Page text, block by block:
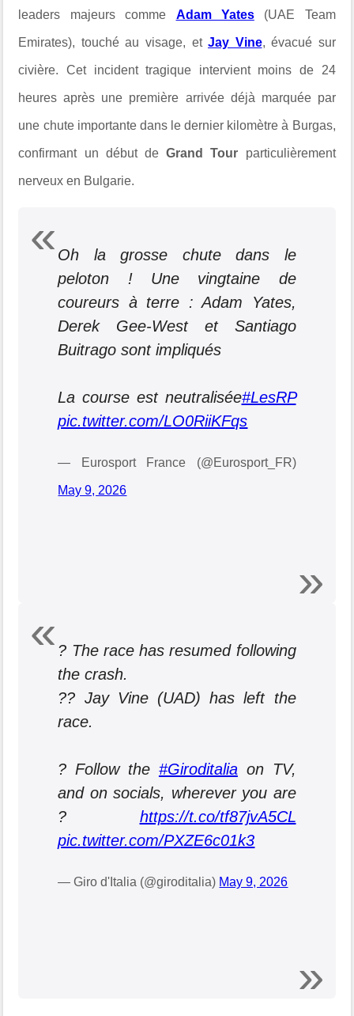
leaders majeurs comme Adam Yates(UAE Team
Emirates), touché au visage, etJay Vine, évacué sur
civière. Cet incident tragique intervient moins de 24
heures après une première arrivée déjà marquée par
une chute importante dans le dernier kilomètre à Burgas,
confirmant un début deGrand Tour particulièrement
nerveux en Bulgarie.
Oh la grosse chute dans le
peloton ! Une vingtaine de
coureurs à terre : Adam Yates,
Derek Gee-West et Santiago
Buitrago sont impliqués
La course est neutralisée#LesRP
pic.twitter.com/LO0RiiKFqs
— Eurosport France (@Eurosport_FR)
May 9, 2026
? The race has resumed following
the crash.
?? Jay Vine (UAD) has left the
race.
? Follow the #Giroditaliaon TV,
and on socials, wherever you are
? https://t.co/tf87jvA5CL
pic.twitter.com/PXZE6c01k3
— Giro d'Italia (@giroditalia) May 9, 2026